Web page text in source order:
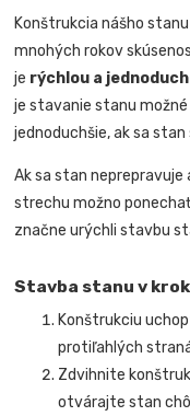
Konštrukcia nášho stanu
mnohých rokov
je rýchlou a
je stavanie stanu
jednoduchšie, ak sa
Ak sa stan neprepravuje
strechu možno
značne urýchli stavbu
Stavba stanu v
Konštrukciu
protiľahlých
Zdvihnite
otvárajte stan